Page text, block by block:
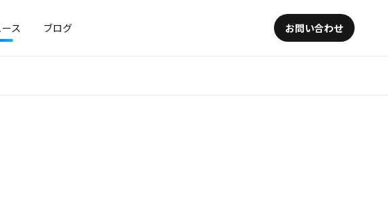
ス ブログ お問い合わせ